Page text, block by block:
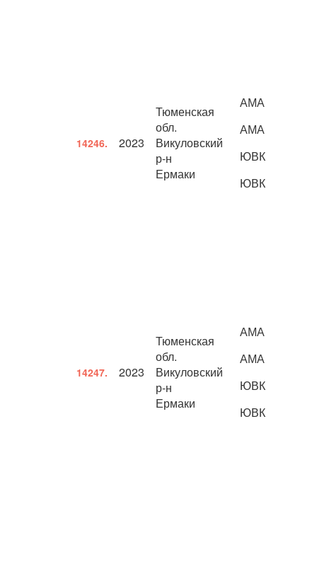
14246. 2023
Тюменская
обл.
Викуловский
р-н
Ермаки
АМА
АМА
ЮВК
ЮВК
14247. 2023
Тюменская
обл.
Викуловский
р-н
Ермаки
АМА
АМА
ЮВК
ЮВК